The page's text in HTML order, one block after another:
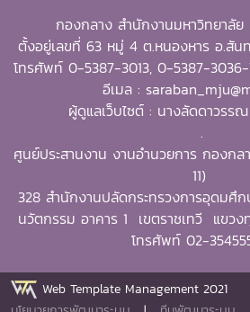
จัดขึ้นในวาระเฉลิมฉลอง ครบรอบ 60 ปี
องค์กรระดับภูมิภาคภายใต้ the
of Education (SEAMEO) และมีบทบ
ศักยภาพบุคลากร ส่งเสริมการศึกษาและ
เครือข่ายความร่วมมือเพื่อการพัฒนาการ
DAAD–SEARCA สู่ผู้นำมหาวิทยาลัยด้า
ศาสตราจารย์ ดร.วีระพล ทองมา เป็นศิ
of the Philippines Los Baños
โดยได้รับทุนการศึกษาระดับปริญญาเอก
Academic Exchange Service
(Ph.D.) in Extension Education จาก
Philippines Los Baños ในปี ค.ศ.
พระเจ้าอยู่หัว เนื่องในโอกาสวันเฉลิมพ
กรกฎาคม 2569 พร้อมทั้งสนับสนุนโครง
ป่า รักษ์โลก เพิ่มพื้นที่สีเขียวสู่ชุมชน” แ
ประชาชนที่มาใช้บริการ
กองกลาง สำนักงานมหาวิทยาลัย
ตั้งอยู่เลขที่ 63 หมู่ 4 ต.หนองหาร อ.สัน
โทรศัพท์ 0-5387-3013, 0-5387-
อีเมล :
ผู้ดูแลเว็บไซต์ : นางลัดดาวร
.
ศูนย์ประสานงาน งานอำนวยการ กองกล
11)
328 สำนักงานปลัดกระทรวงการอุดมศึ
นวัตกรรม อาคาร 1 เขตราชเทวี แขว
โทรศัพท์ 02-
Web Template Management 2021